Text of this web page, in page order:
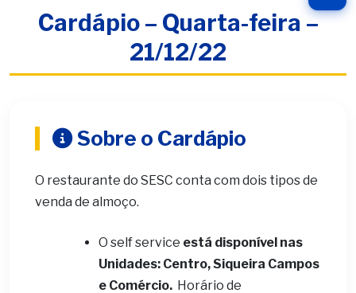
Cardápio – Quarta-feira –
21/12/22
Sobre o Cardápio
O restaurante do SESC conta com dois tipos de
venda de almoço.
O self service está disponível nas
Unidades: Centro, Siqueira Campos
e Comércio. Horário de